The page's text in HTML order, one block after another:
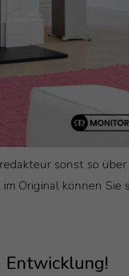
sonst so über
Original können Sie